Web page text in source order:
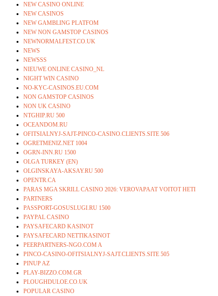
NEW CASINO ONLINE
NEW CASINOS
NEW GAMBLING PLATFOM
NEW NON GAMSTOP CASINOS
NEWNORMALFEST.CO.UK
NEWS
NEWSSS
NIEUWE ONLINE CASINO_NL
NIGHT WIN CASINO
NO-KYC-CASINOS.EU.COM
NON GAMSTOP CASINOS
NON UK CASINO
NTGHIP.RU 500
OCEANDOM.RU
OFITSIALNYJ-SAJT-PINCO-CASINO.CLIENTS.SITE 506
OGRETMENIZ.NET 1004
OGRN-INN.RU 1500
OLGA TURKEY (EN)
OLGINSKAYA-AKSAY.RU 500
OPENTR.CA
PARAS MGA SKRILL CASINO 2026: VEROVAPAAT VOITOT HETI
PARTNERS
PASSPORT-GOSUSLUGI.RU 1500
PAYPAL CASINO
PAYSAFECARD KASINOT
PAYSAFECARD NETTIKASINOT
PEERPARTNERS-NGO.COM A
PINCO-CASINO-OFITSIALNYJ-SAJT.CLIENTS.SITE 505
PINUP AZ
PLAY-BIZZO.COM.GR
PLOUGHDULOE.CO.UK
POPULAR CASINO